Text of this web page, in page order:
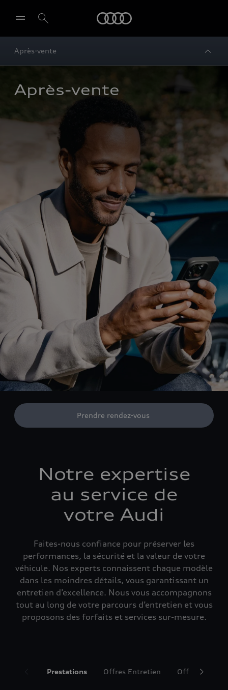
Après-vente
Après-vente
Prendre rendez-vous
Notre expertise
au service de
votre Audi
Faites-nous confiance pour préserver les
performances, la sécurité et la valeur de votre
véhicule. Nos experts connaissent chaque modèle
dans les moindres détails, vous garantissant un
entretien d’excellence. Nous vous accompagnons
tout au long de votre parcours d’entretien et vous
proposons des forfaits et services sur-mesure.
Prestations Offres Entretien Offres